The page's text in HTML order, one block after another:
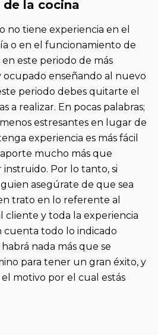
la cocina
no tiene experiencia en el
o en el funcionamiento de
este periodo de más
ocupado enseñando al nuevo
periodo debes quitarte el
a realizar. En pocas palabras;
estresantes en lugar de
experiencia es más fácil
mucho más que
Por lo tanto, si
asegúrate de que sea
trato en lo referente al
cliente y toda la experiencia
cuenta todo lo indicado
nada más que se
para tener un gran éxito, y
el motivo por el cual estás